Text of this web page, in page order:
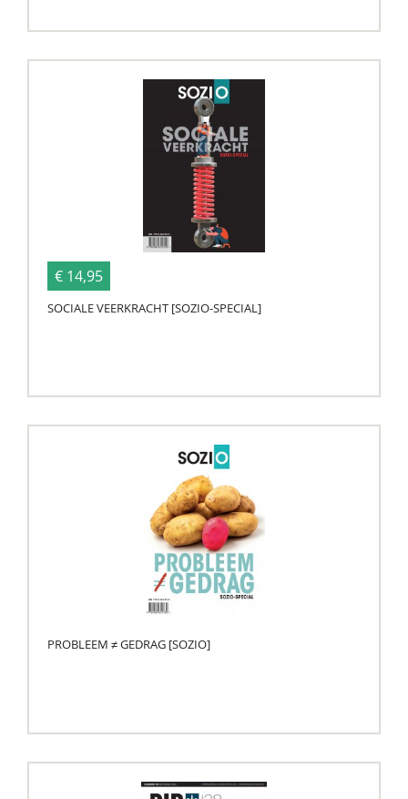
€ 14,95
SOCIALE VEERKRACHT [SOZIO-SPECIAL]
PROBLEEM ≠ GEDRAG [SOZIO]